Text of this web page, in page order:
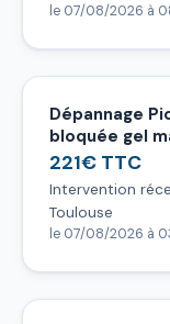
le 07/08/2026 à
Dépannage
bloquée gel
221€ TTC
Intervention
Toulouse
le 07/08/2026 à